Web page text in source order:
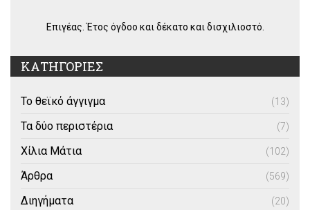
Επιγέας. Έτος όγδοο και δέκατο και δισχιλιοστό.
ΚΑΤΗΓΟΡΙΕΣ
Το θεϊκό άγγιγμα (13)
Τα δύο περιστέρια (7)
Χίλια Μάτια (102)
Άρθρα (569)
Διηγήματα (20)